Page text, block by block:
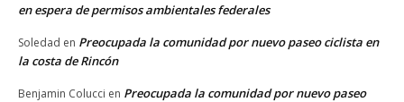
en espera de permisos ambientales federales
Soledad en Preocupada la comunidad por nuevo paseo ciclista en
la costa de Rincón
Benjamin Colucci en Preocupada la comunidad por nuevo paseo